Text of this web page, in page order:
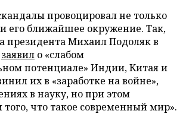
провоцировал не только
его ближайшее окружение. Так,
президента Михаил Подоляк в
заявил о «слабом
потенциале» Индии, Китая и
их в «заработке на войне»,
в науку, но при этом
что такое современный мир».